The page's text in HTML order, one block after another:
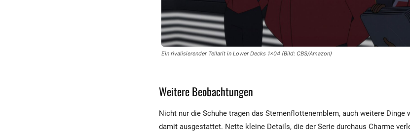
Ein rivalisierender Tellarit in Lower Decks 1×04 (Bild: CBS/Amazon)
Weitere Beobachtungen
Nicht nur die Schuhe tragen das Sternenflottenemblem, auch weitere Dinge
damit ausgestattet. Nette kleine Details, die der Serie durchaus Charme